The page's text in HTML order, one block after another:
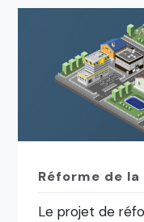
Réforme de
Le projet de